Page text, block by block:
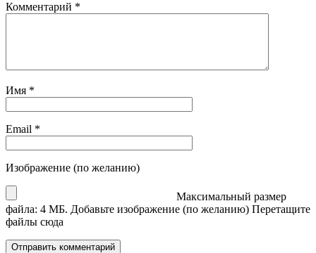
Комментарий *
Имя *
Email *
Изображение (по желанию)
Максимальный размер
файла: 4 МБ. Добавьте изображение (по желанию) Перетащите
файлы сюда